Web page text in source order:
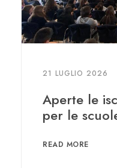
21 LUGLIO 2026
Aperte le
per le
READ MORE